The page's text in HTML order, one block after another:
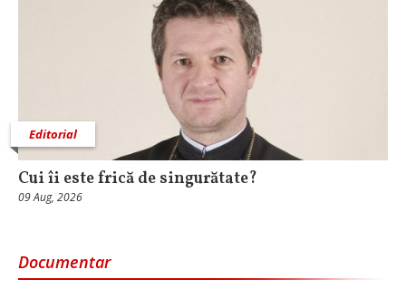
Editorial
Cui îi este frică de singurătate?
09 Aug, 2026
Documentar